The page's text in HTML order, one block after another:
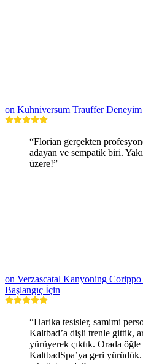
on Kuhniversum Trauffer
“Florian gerçekten
adayan ve sempatik biri.
üzere!”
on Verzascatal Kanyoning
Başlangıç İçin
“Harika tesisler, samimi
Kaltbad’a dişli trenle gittik,
yürüyerek çıktık. Orada
KaltbadSpa’ya geri